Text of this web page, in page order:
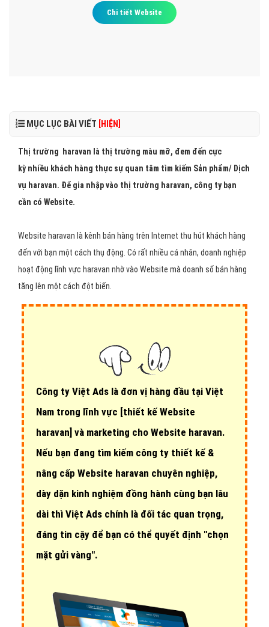
Chi tiết Website
MỤC LỤC BÀI VIẾT [HIỆN]
Thị trường haravan là thị trường màu mỡ, đem đến cực
kỳ nhiều khách hàng thực sự quan tâm tìm kiếm Sản phẩm/ Dịch
vụ haravan. Để gia nhập vào thị trường haravan, công ty bạn
cần có Website.
Website haravan là kênh bán hàng trên Internet thu hút khách hàng
đến với bạn một cách thụ động. Có rất nhiều cá nhân, doanh nghiệp
hoạt động lĩnh vực haravan nhờ vào Website mà doanh số bán hàng
tăng lên một cách đột biến.
Công ty Việt Ads là đơn vị hàng đầu tại Việt
Nam trong lĩnh vực [thiết kế Website
haravan] và marketing cho Website haravan.
Nếu bạn đang tìm kiếm công ty thiết kế &
nâng cấp Website haravan chuyên nghiệp,
dày dặn kinh nghiệm đồng hành cùng bạn lâu
dài thì Việt Ads chính là đối tác quan trọng,
đáng tin cậy để bạn có thể quyết định "chọn
mặt gửi vàng".